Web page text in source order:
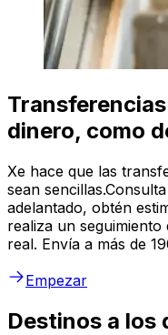
dinero, como
Xe hace que las
sean
adelantado, obtén
realiza un
real. Envía a más de
Empezar
Destinos a los